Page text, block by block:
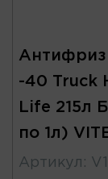
Антифриз
-40 Truck
Life 215л
по 1л)
Артикул :